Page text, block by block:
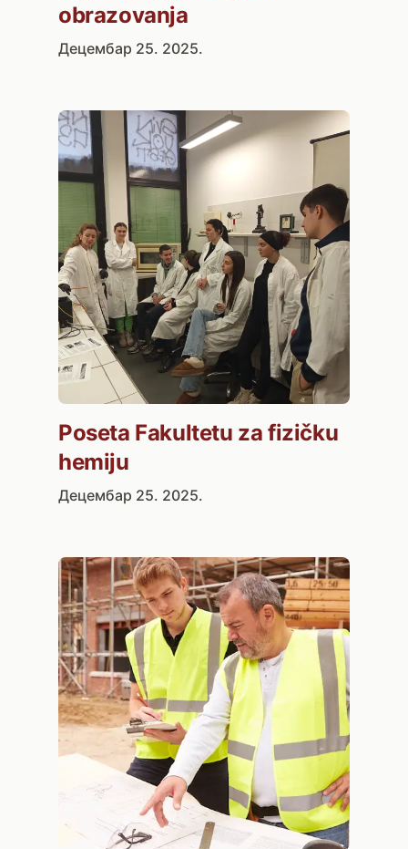
obrazovanja
Децембар 25. 2025.
Poseta Fakultetu za fizičku
hemiju
Децембар 25. 2025.